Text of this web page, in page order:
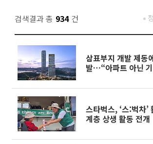
검색결과 총 934 건
삼표부지 개발 제동
발…“아파트 아닌 기
스타벅스, ‘스:벅차’
계층 상생 활동 전개